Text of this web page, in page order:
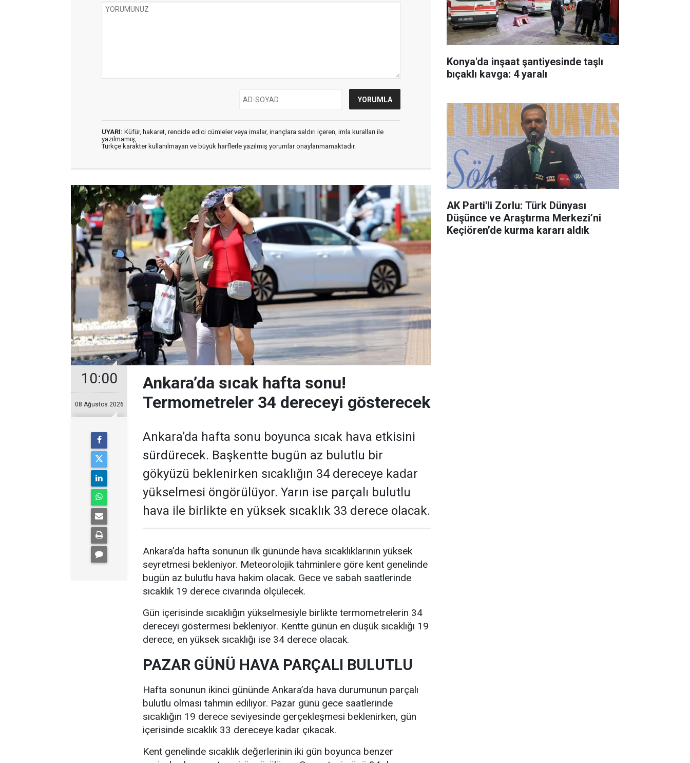
UYARI: Küfür, hakaret, rencide edici cümleler veya imalar, inançlara saldırı içeren, imla kuralları ile
yazılmamış,
Türkçe karakter kullanılmayan ve büyük harflerle yazılmış yorumlar onaylanmamaktadır.
10:00
08 Ağustos 2026
Ankara’da sıcak hafta sonu!
Termometreler 34 dereceyi gösterecek
Ankara’da hafta sonu boyunca sıcak hava etkisini
sürdürecek. Başkentte bugün az bulutlu bir
gökyüzü beklenirken sıcaklığın 34 dereceye kadar
yükselmesi öngörülüyor. Yarın ise parçalı bulutlu
hava ile birlikte en yüksek sıcaklık 33 derece olacak.
Ankara’da hafta sonunun ilk gününde hava sıcaklıklarının yüksek
seyretmesi bekleniyor. Meteorolojik tahminlere göre kent genelinde
bugün az bulutlu hava hakim olacak. Gece ve sabah saatlerinde
sıcaklık 19 derece civarında ölçülecek.
Gün içerisinde sıcaklığın yükselmesiyle birlikte termometrelerin 34
dereceyi göstermesi bekleniyor. Kentte günün en düşük sıcaklığı 19
derece, en yüksek sıcaklığı ise 34 derece olacak.
PAZAR GÜNÜ HAVA PARÇALI BULUTLU
Hafta sonunun ikinci gününde Ankara’da hava durumunun parçalı
bulutlu olması tahmin ediliyor. Pazar günü gece saatlerinde
sıcaklığın 19 derece seviyesinde gerçekleşmesi beklenirken, gün
içerisinde sıcaklık 33 dereceye kadar çıkacak.
Kent genelinde sıcaklık değerlerinin iki gün boyunca benzer
Konya'da inşaat şantiyesinde taşlı
bıçaklı kavga: 4 yaralı
AK Parti'li Zorlu: Türk Dünyası
Düşünce ve Araştırma Merkezi’ni
Keçiören’de kurma kararı aldık